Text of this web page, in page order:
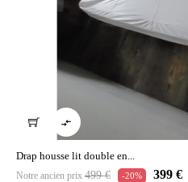

Drap housse lit double en...
Notre ancien prix Prix
499 € -20% Prix
399 €